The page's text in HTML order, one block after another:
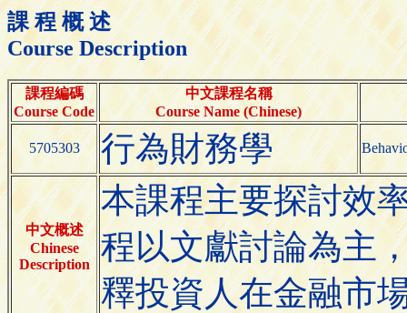
課 程 概 述
Course Description
課程編碼
Course Code
中文課程名稱
Course Name (Chinese)
5705303 行為財務學
中文概述
Chinese
Description
本課程主要探討效
程以文獻討論為主
釋投資人在金融市